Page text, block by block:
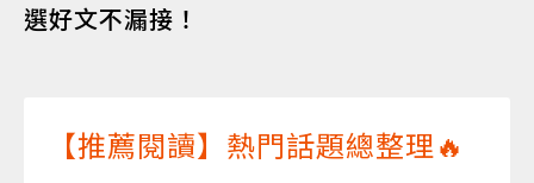
選好文不漏接！
【推薦閱讀】熱門話題總整理🔥